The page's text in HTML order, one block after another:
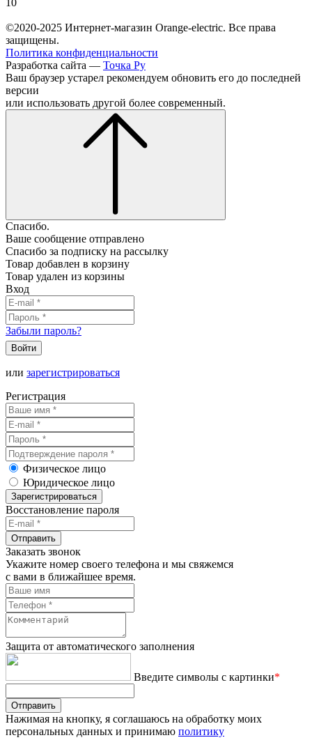
©2020-2025 Интернет-магазин Orange-electric. Все права
защищены.
Политика конфиденциальности
Разработка сайта — Точка Ру
Ваш браузер устарел рекомендуем обновить его до последней
версии
или использовать другой более современный.
Спасибо.
Ваше сообщение отправлено
Спасибо за подписку на рассылку
Товар добавлен в корзину
Товар удален из корзины
Вход
Забыли пароль?
Войти
или зарегистрироваться
Регистрация
Физическое лицо
Юридическое лицо
Зарегистрироваться
Восстановление пароля
Отправить
Заказать звонок
Укажите номер своего телефона и мы свяжемся
с вами в ближайшее время.
Защита от автоматического заполнения
Введите символы с картинки*
Отправить
Нажимая на кнопку, я соглашаюсь на обработку моих
персональных данных и принимаю политику